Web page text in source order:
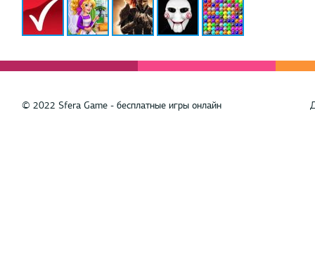
© 2022 Sfera Game - бесплатные игры онлайн